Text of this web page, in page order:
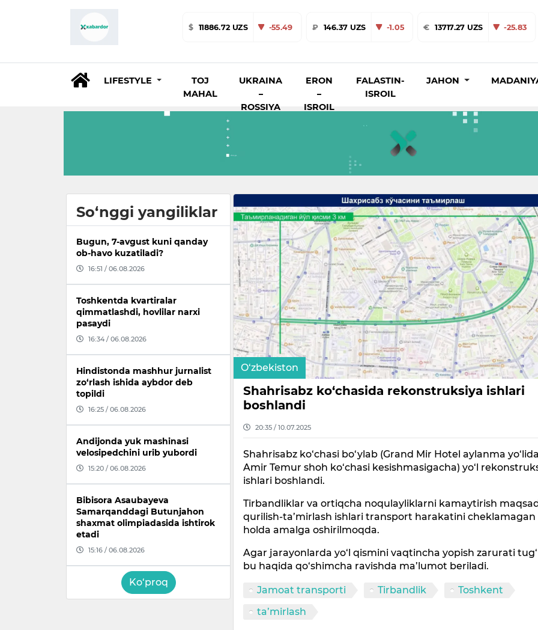
$ 11886.72 UZS -55.49 ₽ 146.37 UZS -1.05 € 13717.27 UZS -25.83
LIFESTYLE
TOJ
MAHAL
UKRAINA
–
ROSSIYA
ERON
–
ISROIL
FALASTIN-
ISROIL
JAHON
So‘nggi yangiliklar
Bugun, 7-avgust kuni qanday
ob-havo kuzatiladi?
16:51 / 06.08.2026
Toshkentda kvartiralar
qimmatlashdi, hovlilar narxi
pasaydi
16:34 / 06.08.2026
Hindistonda mashhur jurnalist
zo‘rlash ishida aybdor deb
topildi
16:25 / 06.08.2026
Andijonda yuk mashinasi
velosipedchini urib yubordi
15:20 / 06.08.2026
Bibisora Asaubayeva
Samarqanddagi Butunjahon
shaxmat olimpiadasida ishtirok
etadi
15:16 / 06.08.2026
Ko‘proq
O‘zbekiston
Shahrisabz ko‘chasida rekonstruksiya ishlari
boshlandi
20:35 / 10.07.2025
Shahrisabz ko‘chasi bo‘ylab (Grand Mir Hotel aylanma
Amir Temur shoh ko‘chasi kesishmasigacha) yo‘l
ishlari boshlandi.
Tirbandliklar va ortiqcha noqulayliklarni kamaytirish
qurilish-ta’mirlash ishlari transport harakatini cheklamagan
holda amalga oshirilmoqda.
Agar jarayonlarda yo‘l qismini vaqtincha yopish zarurati
bu haqida qo‘shimcha ravishda ma’lumot beriladi.
Jamoat transporti Tirbandlik
Toshkent
ta’mirlash